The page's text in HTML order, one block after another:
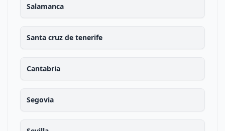
Salamanca
Santa cruz de tenerife
Cantabria
Segovia